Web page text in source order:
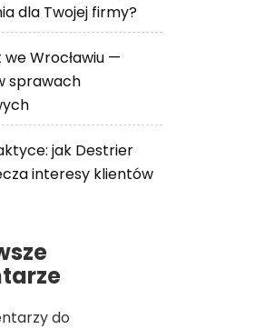
dla Twojej firmy?
Wrocławiu —
sprawach
jak Destrier
interesy klientów
do